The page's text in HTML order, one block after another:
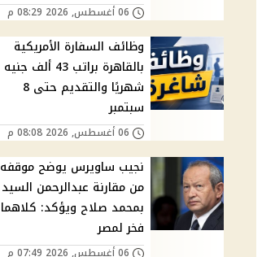
06 أغسطس, 2026 08:29 م
وظائف السفارة الأمريكية
بالقاهرة براتب 43 ألف جنيه
شهريًا والتقديم حتى 8
سبتمبر
06 أغسطس, 2026 08:08 م
نجيب ساويرس يوضح موقفه
من مقارنة عبدالرحمن السيد
بمحمد صلاح ويؤكد: كلاهما
فخر لمصر
06 أغسطس, 2026 07:49 م